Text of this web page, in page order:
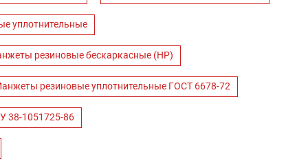
уплотнительные
резиновые бескаркасные (НР)
резиновые уплотнительные ГОСТ 6678-72
38-1051725-86